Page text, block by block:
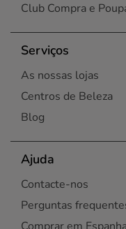
Club Compra e
Serviços
As nossas lojas
Centros de Beleza
Blog
Ajuda
Contacte-nos
Perguntas